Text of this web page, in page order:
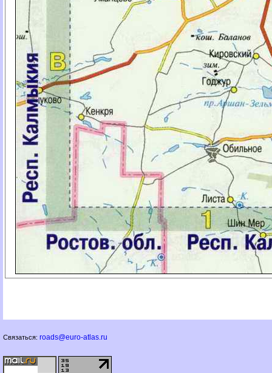
Связаться: roads@euro-atlas.ru